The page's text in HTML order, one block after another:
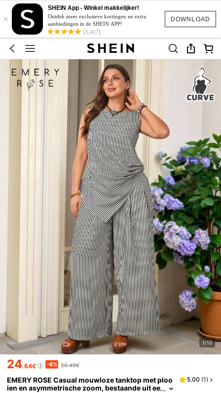
DOWNLOAD
×
SHEIN App - Winkel makkelijker!
Ontdek meer exclusieve kortingen en extra
aanbiedingen in de SHEIN APP!
(5,417)
1/10
24.64€ -6% 26.49€
EMERY ROSE Casual mouwloze tanktop met ploo
ien en asymmetrische zoom, bestaande uit ee
5.00 (1)